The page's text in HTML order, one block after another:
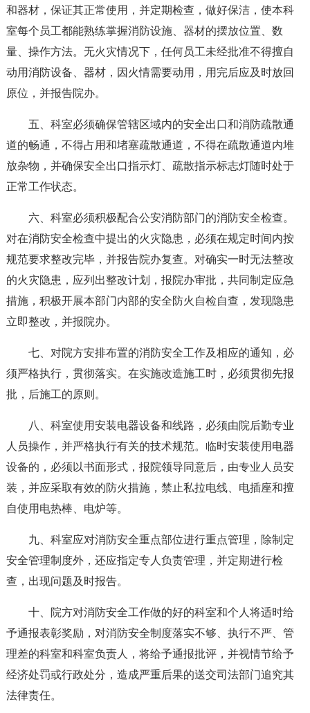
和器材，保证其正常使用，并定期检查，做好保洁，使本科
室每个员工都能熟练掌握消防设施、器材的摆放位置、数
量、操作方法。无火灾情况下，任何员工未经批准不得擅自
动用消防设备、器材，因火情需要动用，用完后应及时放回
原位，并报告院办。
五、科室必须确保管辖区域内的安全出口和消防疏散通
道的畅通，不得占用和堵塞疏散通道，不得在疏散通道内堆
放杂物，并确保安全出口指示灯、疏散指示标志灯随时处于
正常工作状态。
六、科室必须积极配合公安消防部门的消防安全检查。
对在消防安全检查中提出的火灾隐患，必须在规定时间内按
规范要求整改完毕，并报告院办复查。对确实一时无法整改
的火灾隐患，应列出整改计划，报院办审批，共同制定应急
措施，积极开展本部门内部的安全防火自检自查，发现隐患
立即整改，并报院办。
七、对院方安排布置的消防安全工作及相应的通知，必
须严格执行，贯彻落实。在实施改造施工时，必须贯彻先报
批，后施工的原则。
八、科室使用安装电器设备和线路，必须由院后勤专业
人员操作，并严格执行有关的技术规范。临时安装使用电器
设备的，必须以书面形式，报院领导同意后，由专业人员安
装，并应采取有效的防火措施，禁止私拉电线、电插座和擅
自使用电热棒、电炉等。
九、科室应对消防安全重点部位进行重点管理，除制定
安全管理制度外，还应指定专人负责管理，并定期进行检
查，出现问题及时报告。
十、院方对消防安全工作做的好的科室和个人将适时给
予通报表彰奖励，对消防安全制度落实不够、执行不严、管
理差的科室和科室负责人，将给予通报批评，并视情节给予
经济处罚或行政处分，造成严重后果的送交司法部门追究其
法律责任。